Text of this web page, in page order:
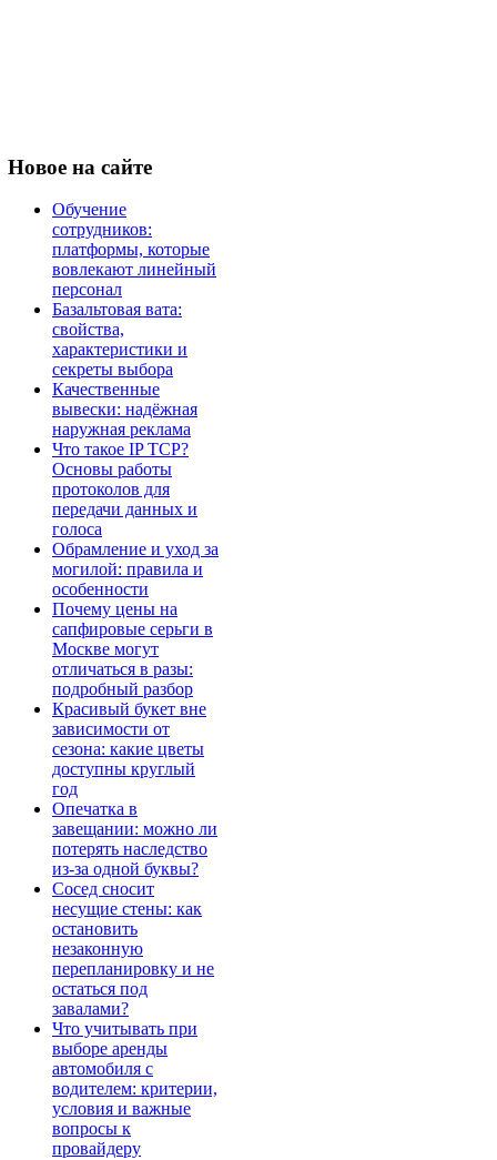
Новое на сайте
Обучение
сотрудников:
платформы, которые
вовлекают линейный
персонал
Базальтовая вата:
свойства,
характеристики и
секреты выбора
Качественные
вывески: надёжная
наружная реклама
Что такое IP TCP?
Основы работы
протоколов для
передачи данных и
голоса
Обрамление и уход за
могилой: правила и
особенности
Почему цены на
сапфировые серьги в
Москве могут
отличаться в разы:
подробный разбор
Красивый букет вне
зависимости от
сезона: какие цветы
доступны круглый
год
Опечатка в
завещании: можно ли
потерять наследство
из-за одной буквы?
Сосед сносит
несущие стены: как
остановить
незаконную
перепланировку и не
остаться под
завалами?
Что учитывать при
выборе аренды
автомобиля с
водителем: критерии,
условия и важные
вопросы к
провайдеру